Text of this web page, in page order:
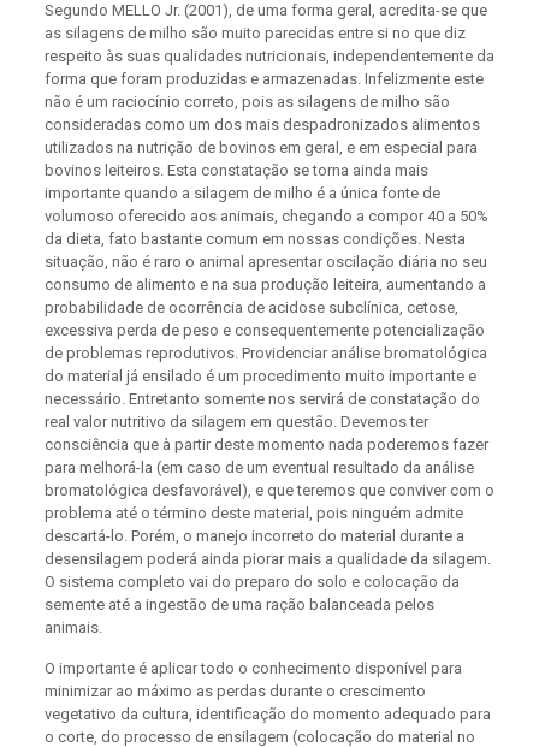
Segundo MELLO Jr. (2001), de uma forma geral, acredita-se que
as silagens de milho são muito parecidas entre si no que diz
respeito às suas qualidades nutricionais, independentemente da
forma que foram produzidas e armazenadas. Infelizmente este
não é um raciocínio correto, pois as silagens de milho são
consideradas como um dos mais despadronizados alimentos
utilizados na nutrição de bovinos em geral, e em especial para
bovinos leiteiros. Esta constatação se torna ainda mais
importante quando a silagem de milho é a única fonte de
volumoso oferecido aos animais, chegando a compor 40 a 50%
da dieta, fato bastante comum em nossas condições. Nesta
situação, não é raro o animal apresentar oscilação diária no seu
consumo de alimento e na sua produção leiteira, aumentando a
probabilidade de ocorrência de acidose subclínica, cetose,
excessiva perda de peso e consequentemente potencialização
de problemas reprodutivos. Providenciar análise bromatológica
do material já ensilado é um procedimento muito importante e
necessário. Entretanto somente nos servirá de constatação do
real valor nutritivo da silagem em questão. Devemos ter
consciência que à partir deste momento nada poderemos fazer
para melhorá-la (em caso de um eventual resultado da análise
bromatológica desfavorável), e que teremos que conviver com o
problema até o término deste material, pois ninguém admite
descartá-lo. Porém, o manejo incorreto do material durante a
desensilagem poderá ainda piorar mais a qualidade da silagem.
O sistema completo vai do preparo do solo e colocação da
semente até a ingestão de uma ração balanceada pelos
animais.
O importante é aplicar todo o conhecimento disponível para
minimizar ao máximo as perdas durante o crescimento
vegetativo da cultura, identificação do momento adequado para
o corte, do processo de ensilagem (colocação do material no